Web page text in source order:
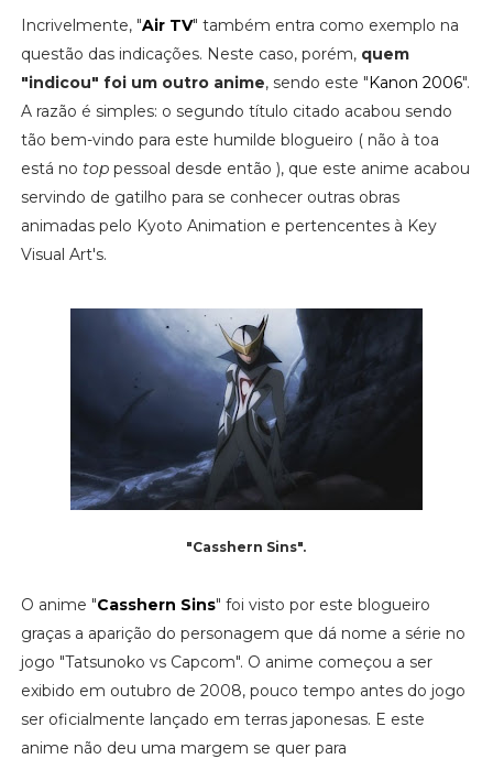
Incrivelmente, "Air TV" também entra como exemplo na
questão das indicações. Neste caso, porém, quem
"indicou" foi um outro anime, sendo este "Kanon 2006".
A razão é simples: o segundo título citado acabou sendo
tão bem-vindo para este humilde blogueiro ( não à toa
está no toppessoal desde então ), que este anime acabou
servindo de gatilho para se conhecer outras obras
animadas pelo Kyoto Animation e pertencentes à Key
Visual Art's.
"Casshern Sins".
O anime "Casshern Sins" foi visto por este blogueiro
graças a aparição do personagem que dá nome a série no
jogo "Tatsunoko vs Capcom". O anime começou a ser
exibido em outubro de 2008, pouco tempo antes do jogo
ser oficialmente lançado em terras japonesas. E este
anime não deu uma margem se quer para